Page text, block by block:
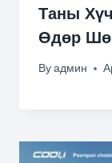
Таны
Өдөр
By админ